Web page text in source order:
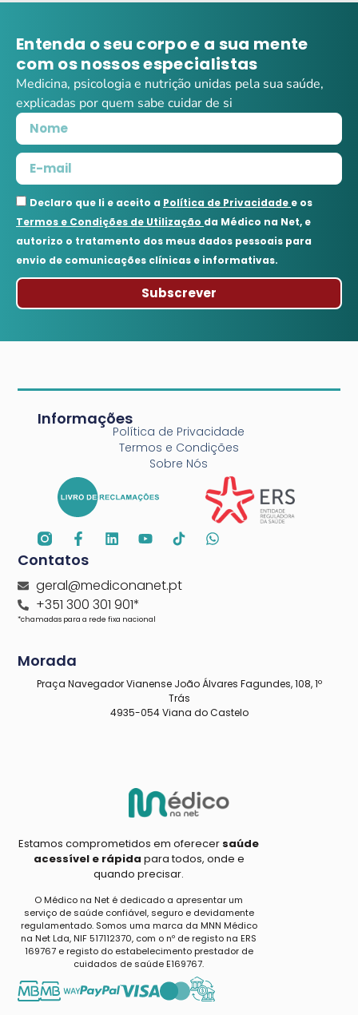
Entenda o seu corpo e a sua mente
com os nossos especialistas
Medicina, psicologia e nutrição unidas pela sua saúde,
explicadas por quem sabe cuidar de si
Declaro que li e aceito a Política de Privacidade e os
Termos e Condições de Utilização da Médico na Net, e
autorizo o tratamento dos meus dados pessoais para
envio de comunicações clínicas e informativas.
Subscrever
Estamos comprometidos em oferecer saúde
acessível e rápida para todos, onde e
quando precisar.
O Médico na Net é dedicado a apresentar um
serviço de saúde confiável, seguro e devidamente
regulamentado. Somos uma marca da MNN Médico
na Net Lda, NIF 517112370, com o nº de registo na ERS
169767 e registo do estabelecimento prestador de
cuidados de saúde E169767.
Informações
Política de Privacidade
Termos e Condições
Sobre Nós
Contatos
geral@mediconanet.pt
+351 300 301 901*
*chamadas para a rede fixa nacional
Morada
Praça Navegador Vianense João Álvares Fagundes, 108, 1º
Trás
4935-054 Viana do Castelo